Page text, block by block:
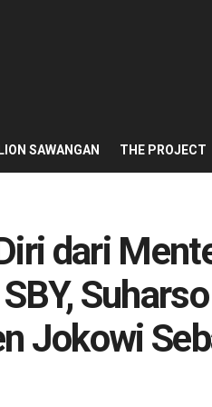
SAWANGAN THE PROJECT
dari
Jokowi